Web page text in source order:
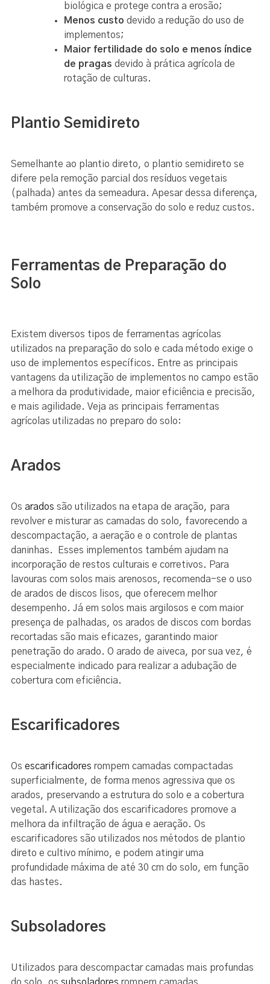
biológica e protege contra a erosão;
Menos custo devido a redução do uso de
implementos;
Maior fertilidade do solo e menos índice
de pragas devido à prática agrícola de
rotação de culturas.
Plantio Semidireto
Semelhante ao plantio direto, o plantio semidireto se
difere pela remoção parcial dos resíduos vegetais
(palhada) antes da semeadura. Apesar dessa diferença,
também promove a conservação do solo e reduz custos.
Ferramentas de Preparação do
Solo
Existem diversos tipos de ferramentas agrícolas
utilizados na preparação do solo e cada método exige o
uso de implementos específicos. Entre as principais
vantagens da utilização de implementos no campo estão
a melhora da produtividade, maior eficiência e precisão,
e mais agilidade. Veja as principais ferramentas
agrícolas utilizadas no preparo do solo:
Arados
Os arados são utilizados na etapa de aração, para
revolver e misturar as camadas do solo, favorecendo a
descompactação, a aeração e o controle de plantas
daninhas. Esses implementos também ajudam na
incorporação de restos culturais e corretivos. Para
lavouras com solos mais arenosos, recomenda-se o uso
de arados de discos lisos, que oferecem melhor
desempenho. Já em solos mais argilosos e com maior
presença de palhadas, os arados de discos com bordas
recortadas são mais eficazes, garantindo maior
penetração do arado. O arado de aiveca, por sua vez, é
especialmente indicado para realizar a adubação de
cobertura com eficiência.
Escarificadores
Os escarificadores rompem camadas compactadas
superficialmente, de forma menos agressiva que os
arados, preservando a estrutura do solo e a cobertura
vegetal. A utilização dos escarificadores promove a
melhora da infiltração de água e aeração. Os
escarificadores são utilizados nos métodos de plantio
direto e cultivo mínimo, e podem atingir uma
profundidade máxima de até 30 cm do solo, em função
das hastes.
Subsoladores
Utilizados para descompactar camadas mais profundas
do solo, os subsoladores rompem camadas